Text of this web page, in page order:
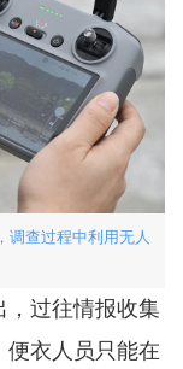
调查过程中利用无人
，过往情报收集
便衣人员只能在